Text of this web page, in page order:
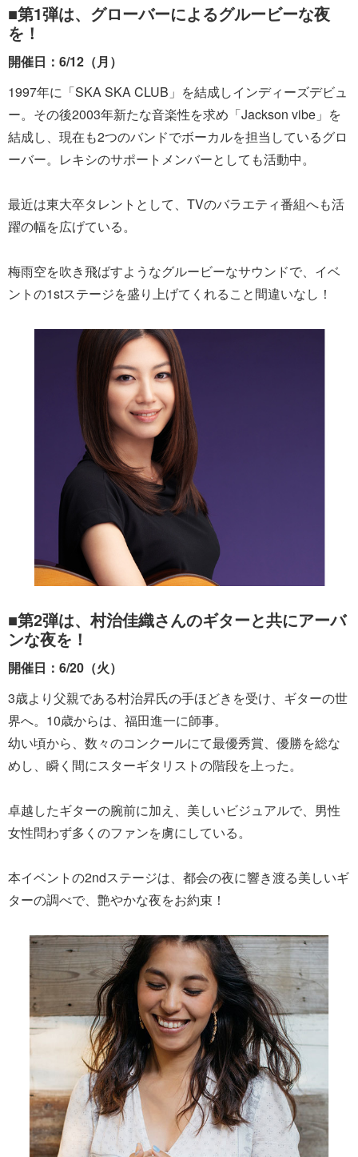
■第1弾は、グローバーによるグルービーな夜
を！
開催日：6/12（月）
1997年に「SKA SKA CLUB」を結成しインディーズデビュ
ー。その後2003年新たな音楽性を求め「Jackson vibe」を
結成し、現在も2つのバンドでボーカルを担当しているグロ
ーバー。レキシのサポートメンバーとしても活動中。
最近は東大卒タレントとして、TVのバラエティ番組へも活
躍の幅を広げている。
梅雨空を吹き飛ばすようなグルービーなサウンドで、イベ
ントの1stステージを盛り上げてくれること間違いなし！
■第2弾は、村治佳織さんのギターと共にアーバ
ンな夜を！
開催日：6/20（火）
3歳より父親である村治昇氏の手ほどきを受け、ギターの世
界へ。10歳からは、福田進一に師事。
幼い頃から、数々のコンクールにて最優秀賞、優勝を総な
めし、瞬く間にスターギタリストの階段を上った。
卓越したギターの腕前に加え、美しいビジュアルで、男性
女性問わず多くのファンを虜にしている。
本イベントの2ndステージは、都会の夜に響き渡る美しいギ
ターの調べで、艶やかな夜をお約束！